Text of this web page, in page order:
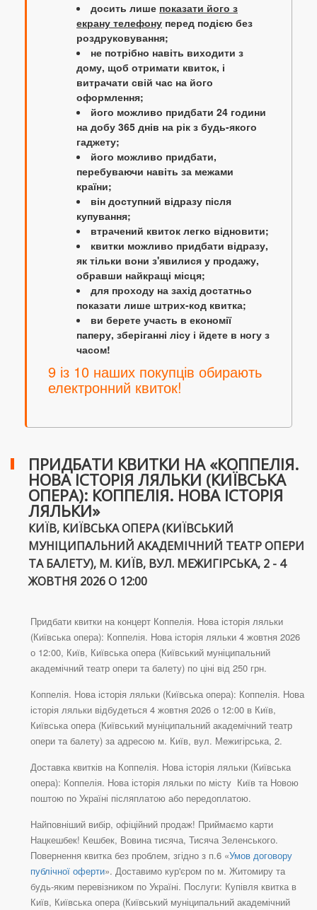
досить лише показати його з
екрану телефону перед подією без
роздруковування;
не потрібно навіть виходити з
дому, щоб отримати квиток, і
витрачати свій час на його
оформлення;
його можливо придбати 24 години
на добу 365 днів на рік з будь-якого
гаджету;
його можливо придбати,
перебуваючи навіть за межами
країни;
він доступний відразу після
купування;
втрачений квиток легко відновити;
квитки можливо придбати відразу,
як тільки вони з'явилися у продажу,
обравши найкращі місця;
для проходу на захід достатньо
показати лише штрих-код квитка;
ви берете участь в економії
паперу, зберіганні лісу і йдете в ногу з
часом!
9 із 10 наших покупців обирають
електронний квиток!
ПРИДБАТИ КВИТКИ НА «КОППЕЛІЯ.
НОВА ІСТОРІЯ ЛЯЛЬКИ (КИЇВСЬКА
ОПЕРА): КОППЕЛІЯ. НОВА ІСТОРІЯ
ЛЯЛЬКИ»
КИЇВ, КИЇВСЬКА ОПЕРА (КИЇВСЬКИЙ
МУНІЦИПАЛЬНИЙ АКАДЕМІЧНИЙ ТЕАТР ОПЕРИ
ТА БАЛЕТУ), М. КИЇВ, ВУЛ. МЕЖИГІРСЬКА, 2 - 4
ЖОВТНЯ 2026 О 12:00
Придбати квитки на концерт Коппелія. Нова історія ляльки
(Київська опера): Коппелія. Нова історія ляльки 4 жовтня 2026
о 12:00, Київ, Київська опера (Київський муніципальний
академічний театр опери та балету) по ціні від 250 грн.
Коппелія. Нова історія ляльки (Київська опера): Коппелія. Нова
історія ляльки відбудеться 4 жовтня 2026 о 12:00 в Київ,
Київська опера (Київський муніципальний академічний театр
опери та балету) за адресою м. Київ, вул. Межигірська, 2.
Доставка квитків на Коппелія. Нова історія ляльки (Київська
опера): Коппелія. Нова історія ляльки по місту Київ та Новою
поштою по Україні післяплатою або передоплатою.
Найповніший вибір, офіційний продаж! Приймаємо карти
Нацкешбек! Кешбек, Вовина тисяча, Тисяча Зеленського.
Повернення квитка без проблем, згідно з п.6 «Умов договору
публічної оферти». Доставимо кур'єром по м. Житомиру та
будь-яким перевізником по Україні. Послуги: Купівля квитка в
Київ, Київська опера (Київський муніципальний академічний